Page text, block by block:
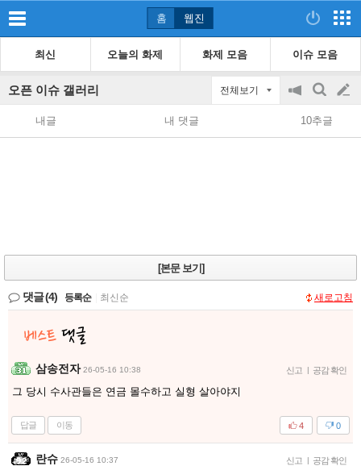
홈 웹진
최신 오늘의 화제 화제 모음 이슈 모음
오픈 이슈 갤러리 전체보기
공
지
on/off
검
색
글
쓰
내글 내 댓글 10추글
[본문 보기]
댓글(4) 등록순 최신순 새로고침
삼송전자 26-05-16 10:38 신고 | 공감 확인
그 당시 수사관들은 연금 몰수하고 실형 살아야지
답글 이동 0
4
란슈 26-05-16 10:37 신고 | 공감 확인